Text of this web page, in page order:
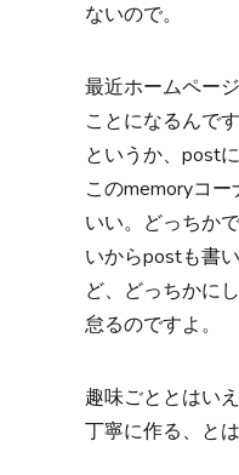
ないので。
最近ホームペー
ことになるんです
というか、post
このmemoryコ
いい。どっちか
いからpostも書
ど、どっちかに
怠るのですよ。
趣味ごととはい
丁寧に作る、と